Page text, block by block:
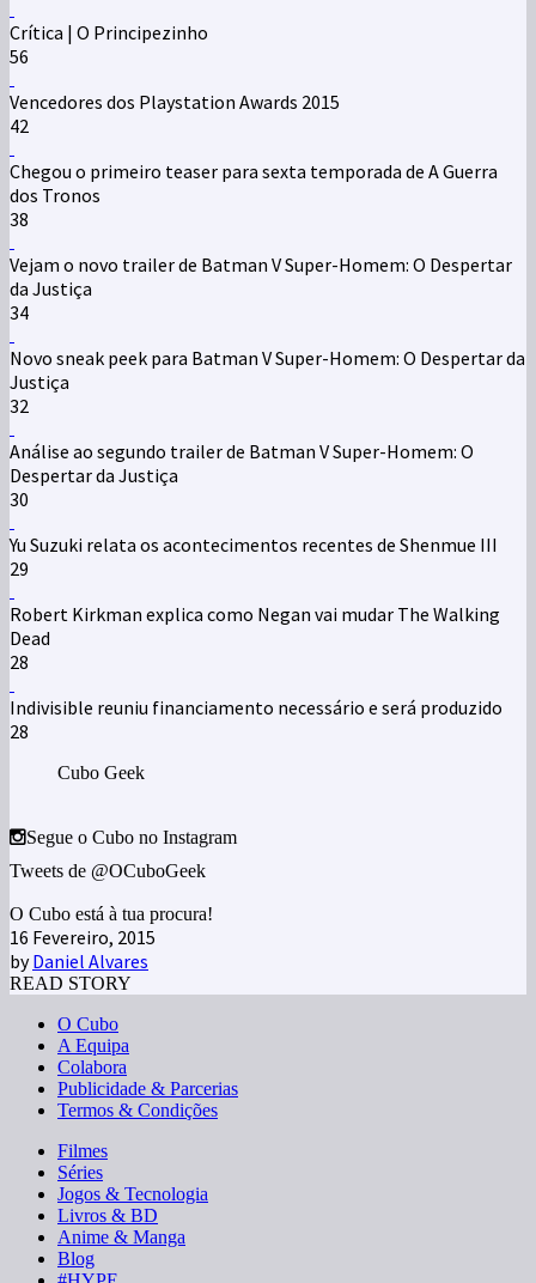
Crítica | O Principezinho
56
Vencedores dos Playstation Awards 2015
42
Chegou o primeiro teaser para sexta temporada de A Guerra
dos Tronos
38
Vejam o novo trailer de Batman V Super-Homem: O Despertar
da Justiça
34
Novo sneak peek para Batman V Super-Homem: O Despertar da
Justiça
32
Análise ao segundo trailer de Batman V Super-Homem: O
Despertar da Justiça
30
Yu Suzuki relata os acontecimentos recentes de Shenmue III
29
Robert Kirkman explica como Negan vai mudar The Walking
Dead
28
Indivisible reuniu financiamento necessário e será produzido
28
Cubo Geek
Segue o Cubo no Instagram
Tweets de @OCuboGeek
O Cubo está à tua procura!
16 Fevereiro, 2015
byDaniel Alvares
READ STORY
O Cubo
A Equipa
Colabora
Publicidade & Parcerias
Termos & Condições
Filmes
Séries
Jogos & Tecnologia
Livros & BD
Anime & Manga
Blog